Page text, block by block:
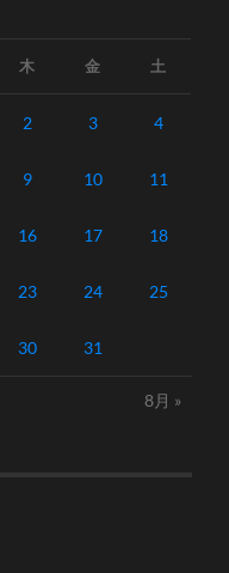
木 金 土
2 3 4
9 10 11
16 17 18
23 24 25
30 31
8月 »